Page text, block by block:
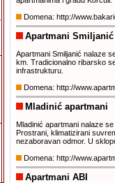
Domena: http://
Apartmani Smiljanić
Apartmani Smiljanić nalaze
km. Tradicionalno ribarsko
infrastrukturu.
Domena: http://
Mladinić apartmani
Mladinić apartmani nalaze
Prostrani, klimatizirani
nezaboravan odmor. U
Domena: http://
Apartmani ABI